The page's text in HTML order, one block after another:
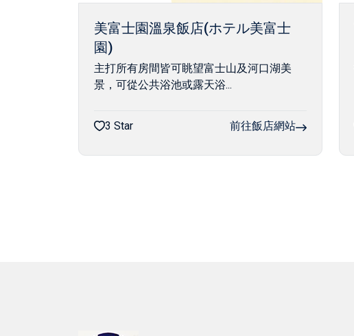
美富士園溫泉飯店(ホテル美富士
園)
主打所有房間皆可眺望富士山及河口湖美
景，可從公共浴池或露天浴...
3 Star 前往飯店網站